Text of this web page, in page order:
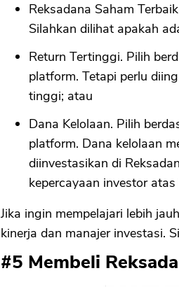
Reksadana Saham
Silahkan dilihat apakah
Return Tertinggi. Pilih
platform. Tetapi perlu
tinggi; atau
Dana Kelolaan. Pilih
platform. Dana kelolaan
diinvestasikan di
kepercayaan investor
Jika ingin mempelajari lebih
kinerja dan manajer investasi.
#5 Membeli